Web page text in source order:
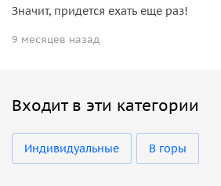
Значит, придется ехать еще раз!
9 месяцев назад
Входит в эти категории
Индивидуальные В горы